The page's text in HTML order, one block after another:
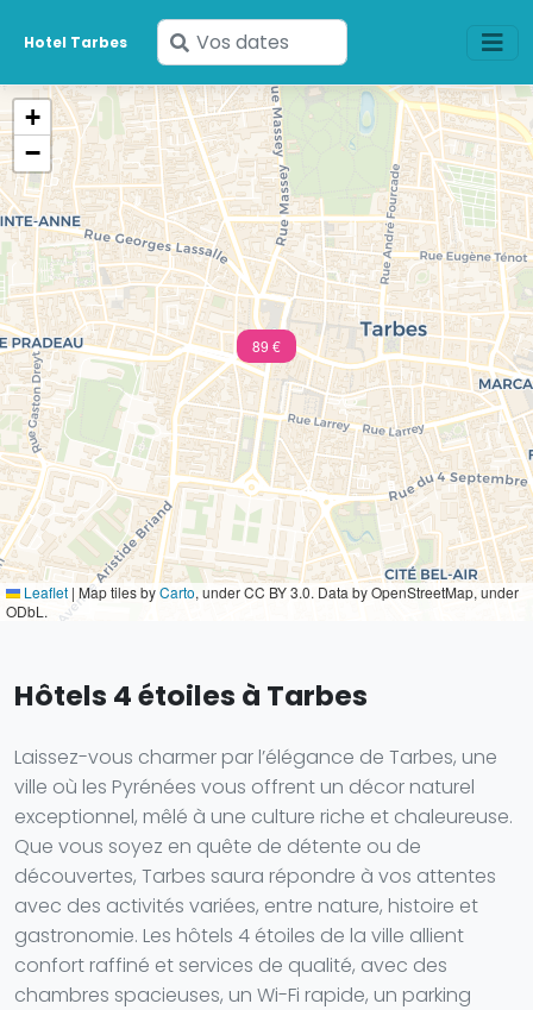
Hotel Tarbes
Saisissez
vos
dates
89 €
+
−
Leaflet | Map tiles byCarto, under CC BY 3.0. Data by OpenStreetMap, under
ODbL.
Hôtels 4 étoiles à Tarbes
Laissez-vous charmer par l’élégance de Tarbes, une
ville où les Pyrénées vous offrent un décor naturel
exceptionnel, mêlé à une culture riche et chaleureuse.
Que vous soyez en quête de détente ou de
découvertes, Tarbes saura répondre à vos attentes
avec des activités variées, entre nature, histoire et
gastronomie. Les hôtels 4 étoiles de la ville allient
confort raffiné et services de qualité, avec des
chambres spacieuses, un Wi-Fi rapide, un parking